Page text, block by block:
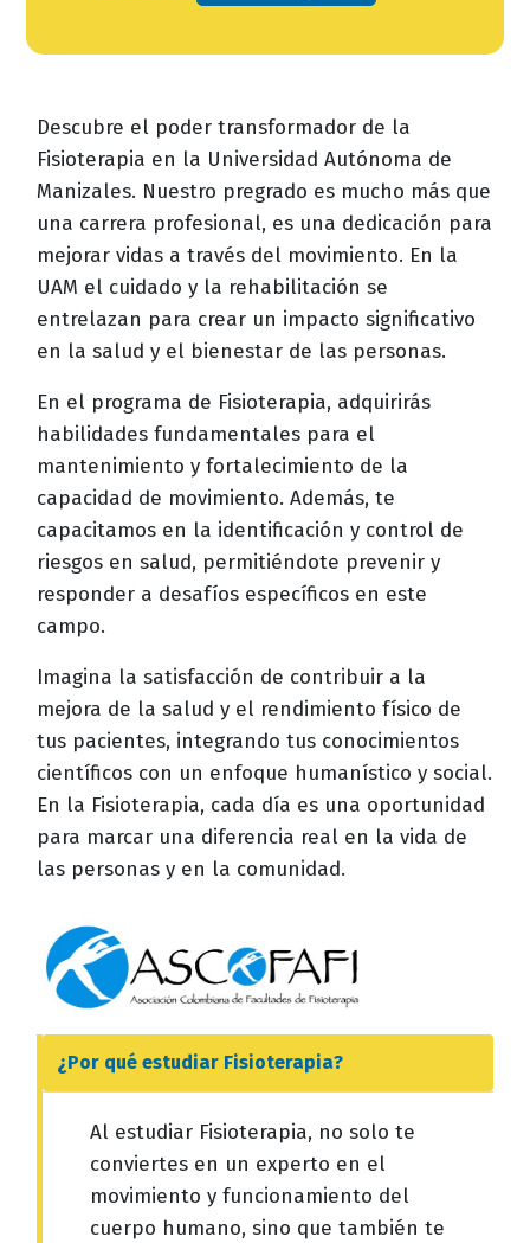
Descubre el poder transformador de la
Fisioterapia en la Universidad Autónoma de
Manizales. Nuestro pregrado es mucho más que
una carrera profesional, es una dedicación para
mejorar vidas a través del movimiento. En la
UAM el cuidado y la rehabilitación se
entrelazan para crear un impacto significativo
en la salud y el bienestar de las personas.
En el programa de Fisioterapia, adquirirás
habilidades fundamentales para el
mantenimiento y fortalecimiento de la
capacidad de movimiento. Además, te
capacitamos en la identificación y control de
riesgos en salud, permitiéndote prevenir y
responder a desafíos específicos en este
campo.
Imagina la satisfacción de contribuir a la
mejora de la salud y el rendimiento físico de
tus pacientes, integrando tus conocimientos
científicos con un enfoque humanístico y social.
En la Fisioterapia, cada día es una oportunidad
para marcar una diferencia real en la vida de
las personas y en la comunidad.
¿Por qué estudiar Fisioterapia?
Al estudiar Fisioterapia, no solo te
conviertes en un experto en el
movimiento y funcionamiento del
cuerpo humano, sino que también te